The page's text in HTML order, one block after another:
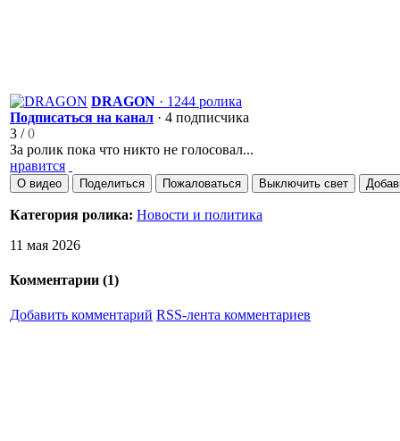
DRAGON · 1244 ролика
Подписаться на канал · 4 подписчика
3 /0
За ролик пока что никто не голосовал...
нравится
О видео Поделиться Пожаловаться Выключить свет
Категория ролика: Новости и политика
11 мая 2026
Комментарии (1)
Добавить комментарий RSS-лента комментариев